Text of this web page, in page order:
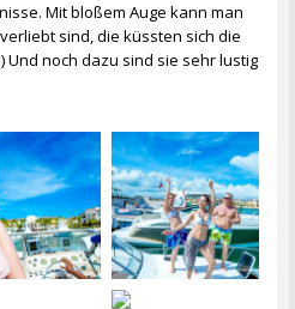
Mit bloßem Auge kann man
sind, die küssten sich die
Und noch dazu sind sie sehr lustig